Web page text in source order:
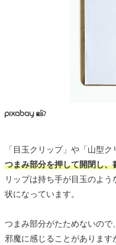
「目玉クリップ」や「山型
つまみ部分を押して開閉し
リップは持ち手が目玉のよ
状になっています。
つまみ部分がたためないので
邪魔に感じることがありま